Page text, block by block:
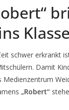
schwer erkrankt
Damit
„Robert“